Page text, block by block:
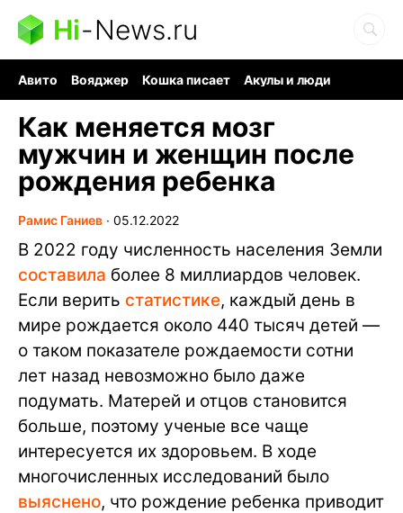
Hi-News.ru
Авито Вояджер Кошка писает
Акулы и люди
Как меняется мозг
мужчин и женщин после
рождения ребенка
Рамис Ганиев ∙ 05.12.2022
В 2022 году численность населения Земли
составила более 8 миллиардов человек.
Если верить статистике, каждый день в
мире рождается около 440 тысяч детей —
о таком показателе рождаемости сотни
лет назад невозможно было даже
подумать. Матерей и отцов становится
больше, поэтому ученые все чаще
интересуется их здоровьем. В ходе
многочисленных исследований было
выяснено, что рождение ребенка приводит